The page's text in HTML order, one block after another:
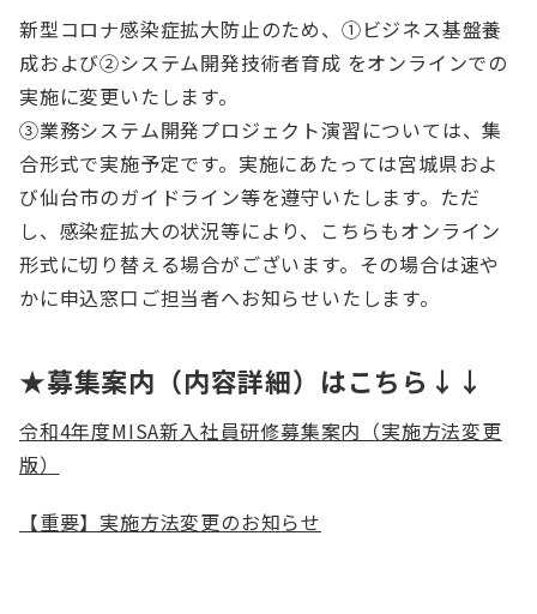
新型コロナ感染症拡大防止のため、①ビジネス基盤養
成および②システム開発技術者育成 をオンラインでの
実施に変更いたします。
③業務システム開発プロジェクト演習については、集
合形式で実施予定です。実施にあたっては宮城県およ
び仙台市のガイドライン等を遵守いたします。ただ
し、感染症拡大の状況等により、こちらもオンライン
形式に切り替える場合がございます。その場合は速や
かに申込窓口ご担当者へお知らせいたします。
★募集案内（内容詳細）はこちら↓↓
令和4年度MISA新入社員研修募集案内（実施方法変更
版）
【重要】実施方法変更のお知らせ